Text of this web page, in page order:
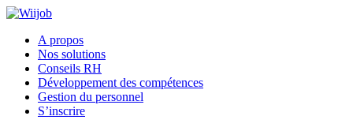
A propos
Nos solutions
Conseils RH
Développement des compétences
Gestion du personnel
S’inscrire